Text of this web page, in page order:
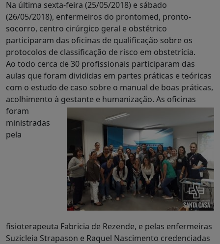
Na última sexta-feira (25/05/2018) e sábado
(26/05/2018), enfermeiros do prontomed, pronto-
socorro, centro cirúrgico geral e obstétrico
participaram das oficinas de qualificação sobre os
protocolos de classificação de risco em obstetrícia.
Ao todo cerca de 30 profissionais participaram das
aulas que foram divididas em partes práticas e teóricas
com o estudo de caso sobre o manual de boas práticas,
acolhimento à gestante e humanização. As oficinas
foram
ministradas
pela
fisioterapeuta Fabricia de Rezende, e pelas enfermeiras
Suzicleia Strapason e Raquel Nascimento credenciadas